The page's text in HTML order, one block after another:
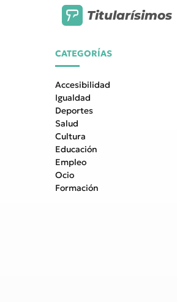
Titularísimos
CATEGORÍAS
Accesibilidad
Igualdad
Deportes
Salud
Cultura
Educación
Empleo
Ocio
Formación